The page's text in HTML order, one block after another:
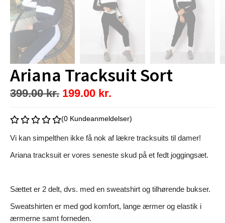
Ariana Tracksuit Sort
399.00kr. 199.00 kr.
(0 Kundeanmeldelser)
Vi kan simpelthen ikke få nok af lækre tracksuits til damer!
Ariana tracksuit er vores seneste skud på et fedt joggingsæt.
Sættet er 2 delt, dvs. med en sweatshirt og tilhørende bukser.
Sweatshirten er med god komfort, lange ærmer og elastik i
ærmerne samt forneden.